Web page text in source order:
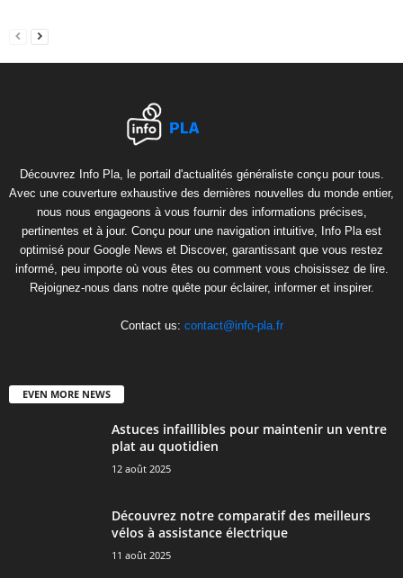
Découvrez Info Pla, le portail d'actualités généraliste conçu pour tous.
Avec une couverture exhaustive des dernières nouvelles du monde entier,
nous nous engageons à vous fournir des informations précises,
pertinentes et à jour. Conçu pour une navigation intuitive, Info Pla est
optimisé pour Google News et Discover, garantissant que vous restez
informé, peu importe où vous êtes ou comment vous choisissez de lire.
Rejoignez-nous dans notre quête pour éclairer, informer et inspirer.
Contact us: contact@info-pla.fr
EVEN MORE NEWS
Astuces infaillibles pour maintenir un ventre
plat au quotidien
12 août 2025
Découvrez notre comparatif des meilleurs
vélos à assistance électrique
11 août 2025